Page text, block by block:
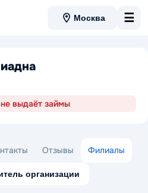
Москва ☰
выдаёт займы
Отзывы Филиалы
организации